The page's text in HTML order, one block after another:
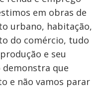
em obras de
urbano, habitação,
do comércio, tudo
e seu
demonstra que
e não vamos parar